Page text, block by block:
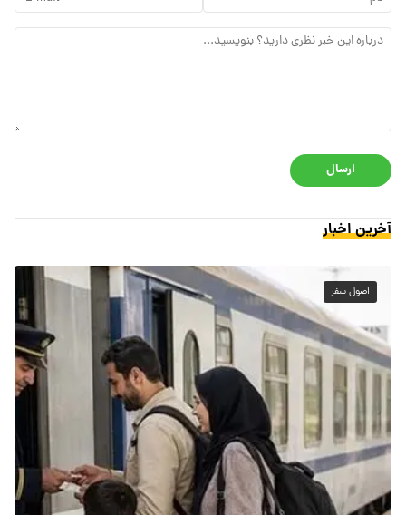
ارسال
آخرین اخبار
اصول سفر